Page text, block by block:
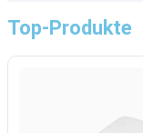
Top-Produkte